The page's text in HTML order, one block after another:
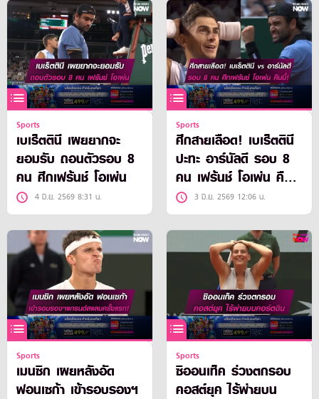
Sports
เบเร็ตตินี เผยยากจะ
ยอมรับ ถอนตัวรอบ 8
คน ศึกเฟร้นช์ โอเพ่น
4 มิ.ย. 2569 8:31 น.
Sports
ศึกสายเลือด! เบเร็ตตินี
ปะทะ อาร์นัลดี รอบ 8
คน เฟร้นช์ โอเพ่น คืน
นี้! 3 มิ.ย. 2569 12:06 น.
Sports
เมนซิก เผยหลังอัด
ฟอนเซก้า เข้ารอบรองฯ
Sports
ซิออนเท็ค ร่วงตกรอบ
คอสต์ยุค ไร้พ่ายบน